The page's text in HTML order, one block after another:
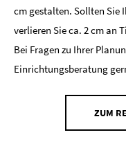
cm gestalten. Sollten Sie
verlieren Sie ca. 2 cm an
Bei Fragen zu Ihrer
Einrichtungsberatung
ZUM